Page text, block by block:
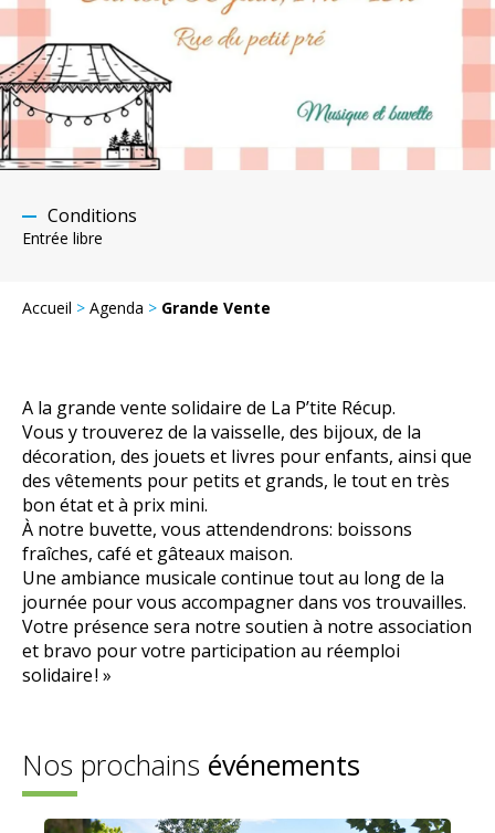
Conditions
Entrée libre
Accueil > Agenda > Grande Vente
A la grande vente solidaire de La P’tite Récup.
Vous y trouverez de la vaisselle, des bijoux, de la
décoration, des jouets et livres pour enfants, ainsi que
des vêtements pour petits et grands, le tout en très
bon état et à prix mini.
À notre buvette, vous attendendrons: boissons
fraîches, café et gâteaux maison.
Une ambiance musicale continue tout au long de la
journée pour vous accompagner dans vos trouvailles.
Votre présence sera notre soutien à notre association
et bravo pour votre participation au réemploi
solidaire ! »
Nos prochains événements